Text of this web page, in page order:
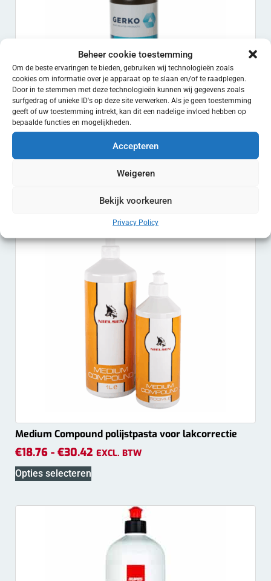
Beheer cookie toestemming
Om de beste ervaringen te bieden, gebruiken wij technologieën zoals
cookies om informatie over je apparaat op te slaan en/of te raadplegen.
Door in te stemmen met deze technologieën kunnen wij gegevens zoals
surfgedrag of unieke ID's op deze site verwerken. Als je geen toestemming
geeft of uw toestemming intrekt, kan dit een nadelige invloed hebben op
bepaalde functies en mogelijkheden.
Accepteren
Weigeren
Bekijk voorkeuren
Privacy Policy
Gerko Anti-Hologram Polijstpasta 1L
Toevoegen aan winkelwagen
Medium Compound polijstpasta voor lakcorrectie
€18.76 - €30.42 EXCL. BTW
Opties selecteren